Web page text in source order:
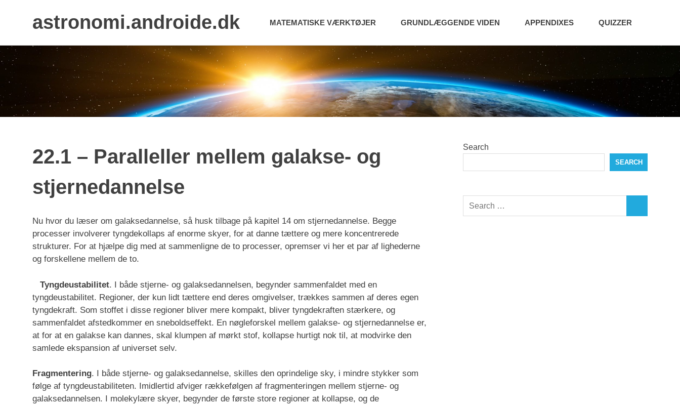
Skip
to
content
astronomi.androide.dk MATEMATISKE VÆRKTØJER GRUNDLÆGGENDE VIDEN APPENDIXES QUIZZER
22.1 – Paralleller mellem galakse- og
stjernedannelse
Nu hvor du læser om galaksedannelse, så husk tilbage på kapitel 14 om stjernedannelse. Begge
processer involverer tyngdekollaps af enorme skyer, for at danne tættere og mere koncentrerede
strukturer. For at hjælpe dig med at sammenligne de to processer, opremser vi her et par af lighederne
og forskellene mellem de to.
Tyngdeustabilitet. I både stjerne- og galaksedannelsen, begynder sammenfaldet med en
tyngdeustabilitet. Regioner, der kun lidt tættere end deres omgivelser, trækkes sammen af deres egen
tyngdekraft. Som stoffet i disse regioner bliver mere kompakt, bliver tyngdekraften stærkere, og
sammenfaldet afstedkommer en sneboldseffekt. En nøgleforskel mellem galakse- og stjernedannelse er,
at for at en galakse kan dannes, skal klumpen af mørkt stof, kollapse hurtigt nok til, at modvirke den
samlede ekspansion af universet selv.
Fragmentering. I både stjerne- og galaksedannelse, skilles den oprindelige sky, i mindre stykker som
følge af tyngdeustabiliteten. Imidlertid afviger rækkefølgen af fragmenteringen mellem stjerne- og
galaksedannelsen. I molekylære skyer, begynder de første store regioner at kollapse, og de
Search
SEARCH
Search